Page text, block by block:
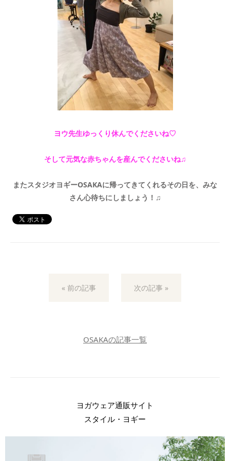
ヨウ先生ゆっくり休んでくださいね♡
そして元気な赤ちゃんを産んでくださいね♫
またスタジオヨギーOSAKAに帰ってきてくれるその日を、みな
さん心待ちにしましょう！♫
« 前の記事 次の記事 »
OSAKAの記事一覧
ヨガウェア通販サイト
スタイル・ヨギー